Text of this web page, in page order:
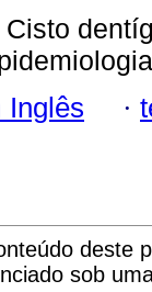
Cisto
Inglês ·
deste
sob